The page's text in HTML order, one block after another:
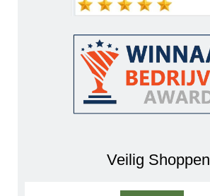
Veilig Shoppen